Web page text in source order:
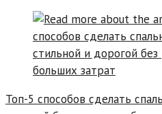
Топ-5 способов сделать